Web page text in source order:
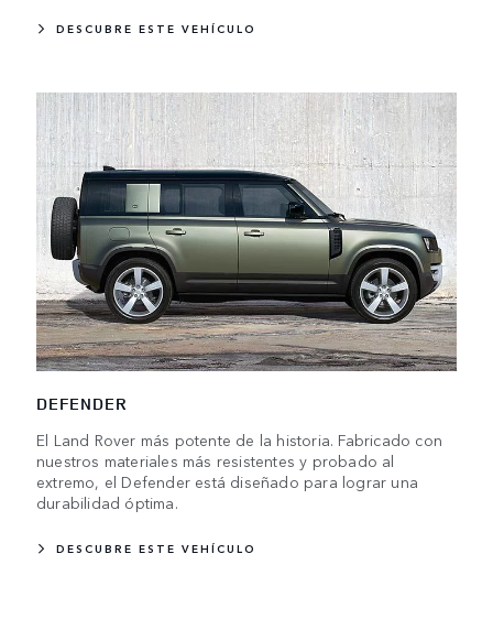
DESCUBRE ESTE VEHÍCULO
DEFENDER
El Land Rover más potente de la historia. Fabricado con
nuestros materiales más resistentes y probado al
extremo, el Defender está diseñado para lograr una
durabilidad óptima.
DESCUBRE ESTE VEHÍCULO